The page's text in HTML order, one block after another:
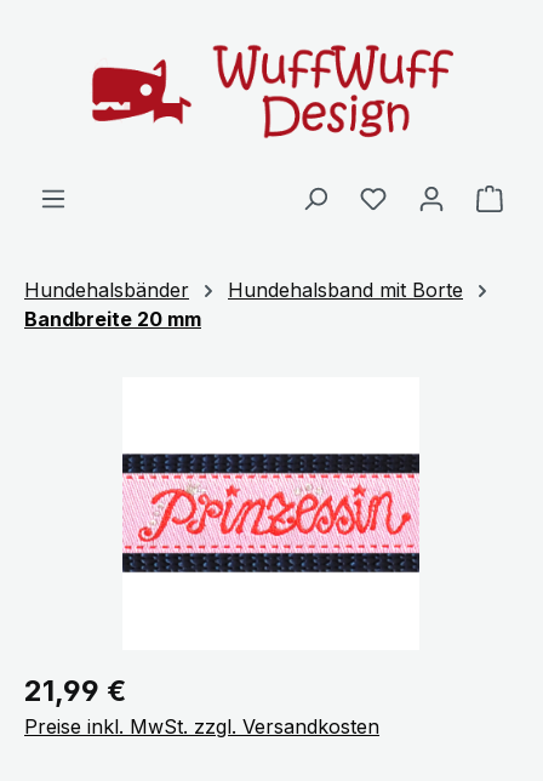
Hundehalsbänder
Hundehalsband mit Borte
Bandbreite 20 mm
Regulärer Preis:
21,99 €
Preise inkl. MwSt. zzgl. Versandkosten